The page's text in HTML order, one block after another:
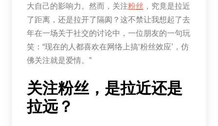
大自己的影响力。然而，关注粉丝 ，究竟是拉近
了距离，还是拉开了隔阂？这不禁让我想起了去
年在一场关于社交的讨论中，一位朋友的一句玩
笑：“现在的人都喜欢在网络上搞‘粉丝效应’，仿
佛关注就是爱情。”
关注粉丝，是拉近还是
拉远？